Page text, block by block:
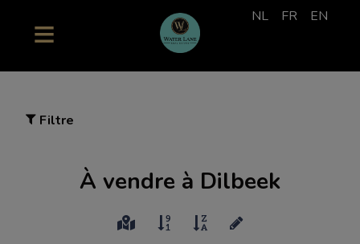
NL FR EN
Filtre
À vendre à Dilbeek